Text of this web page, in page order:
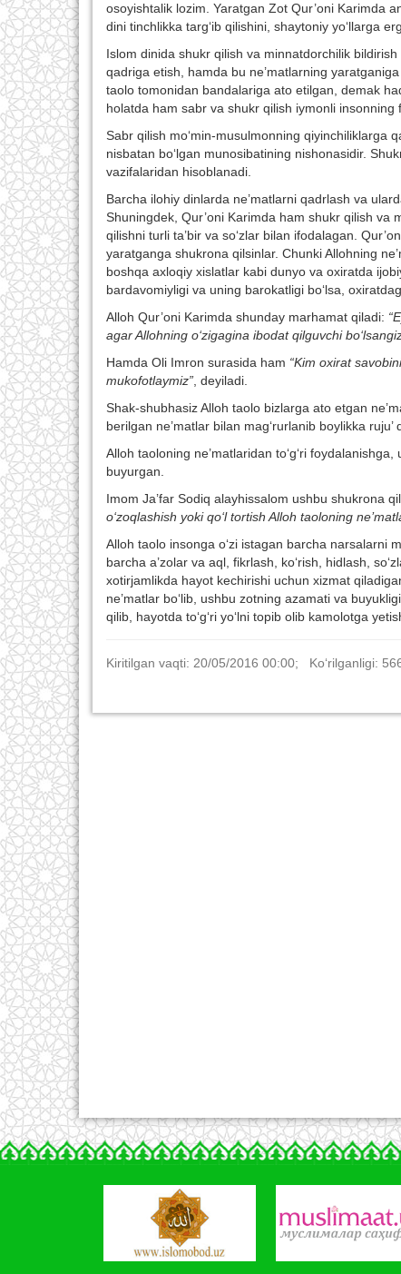
osoyishtalik lozim. Yaratgan Zot Qur’oni Karimda
dini tinchlikka targ‘ib qilishini, shaytoniy yo‘llarga
Islom dinida shukr qilish va minnatdorchilik
qadriga etish, hamda bu ne’matlarning
taolo tomonidan bandalariga ato etilgan, demak
holatda ham sabr va shukr qilish iymonli insonning
Sabr qilish mo‘min-musulmonning qiyinchiliklarga
nisbatan bo‘lgan munosibatining nishonasidir.
vazifalaridan hisoblanadi.
Barcha ilohiy dinlarda ne’matlarni qadrlash va
Shuningdek, Qur’oni Karimda ham shukr qilish va
qilishni turli ta’bir va so‘zlar bilan ifodalagan.
yaratganga shukrona qilsinlar. Chunki Allohning
boshqa axloqiy xislatlar kabi dunyo va oxiratda
bardavomiyligi va uning barokatligi bo‘lsa,
Alloh Qur’oni Karimda shunday marhamat qiladi:
agar Allohning o‘zigagina ibodat qilguvchi
Hamda Oli Imron surasida ham “Kim oxirat
mukofotlaymiz” , deyiladi.
Shak-shubhasiz Alloh taolo bizlarga ato etgan
berilgan ne’matlar bilan mag‘rurlanib boylikka
Alloh taoloning ne’matlaridan to‘g‘ri
buyurgan.
Imom Ja’far Sodiq alayhissalom ushbu shukrona
o‘zoqlashish yoki qo‘l tortish Alloh taoloning
Alloh taolo insonga o‘zi istagan barcha narsalarni
barcha a’zolar va aql, fikrlash, ko‘rish, hidlash,
xotirjamlikda hayot kechirishi uchun xizmat
ne’matlar bo‘lib, ushbu zotning azamati va
qilib, hayotda to‘g‘ri yo‘lni topib olib kamolotga
Kiritilgan vaqti: 20/05/2016 00:00; Ko‘rilganligi: